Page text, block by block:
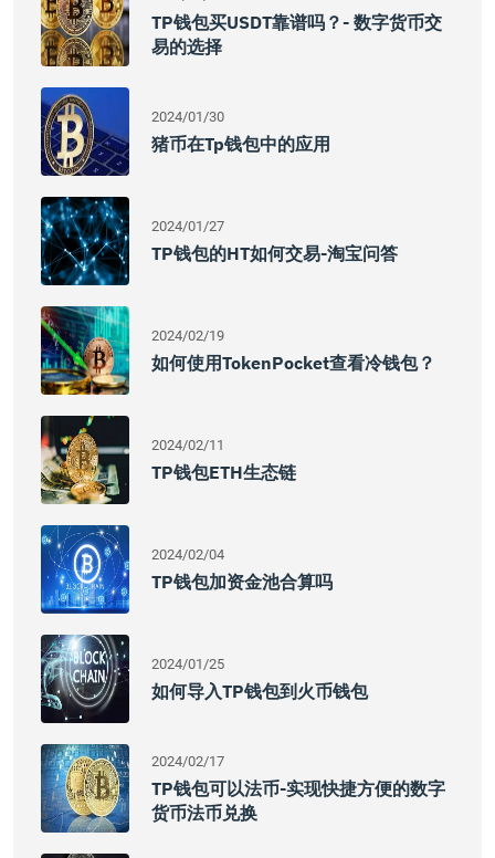
TP钱包买USDT靠谱吗？- 数字货币交
易的选择
2024/01/30
猪币在tp钱包中的应用
2024/01/27
TP钱包的HT如何交易-淘宝问答
2024/02/19
如何使用TokenPocket查看冷钱包？
2024/02/11
TP钱包ETH生态链
2024/02/04
TP钱包加资金池合算吗
2024/01/25
如何导入TP钱包到火币钱包
2024/02/17
TP钱包可以法币-实现快捷方便的数字
货币法币兑换